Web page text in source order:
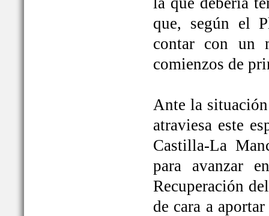
que, según el
contar con un
comienzos de
Ante la
atraviesa este
Castilla-La
para avanzar
Recuperación
de cara a